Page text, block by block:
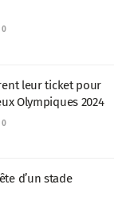
0
leur ticket pour
Olympiques 2024
0
d’un stade